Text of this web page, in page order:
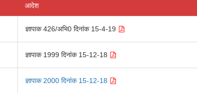
आदेश
ज्ञापाक 426/अभि0 दिनांक 15-4-19
ज्ञापाक 1999 दिनांक 15-12-18
ज्ञापाक 2000 दिनांक 15-12-18